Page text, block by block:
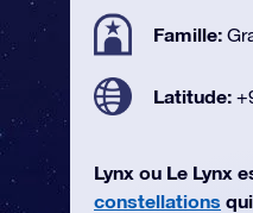
Famille:
Latitude:
Lynx ou Le Lynx
constellations